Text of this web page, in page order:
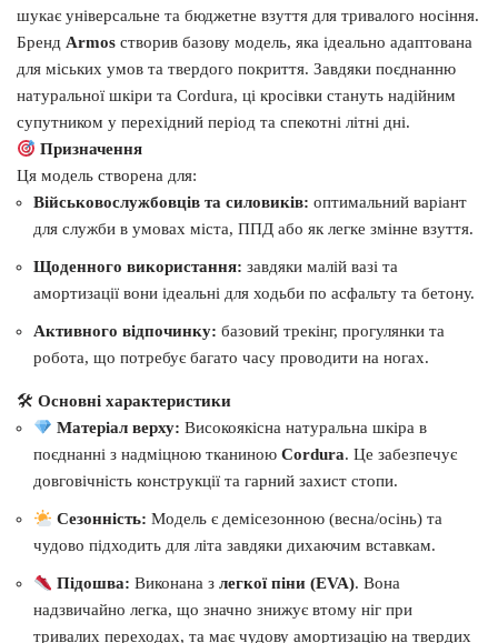
шукає універсальне та бюджетне взуття для тривалого носіння.
Бренд Armos створив базову модель, яка ідеально адаптована
для міських умов та твердого покриття. Завдяки поєднанню
натуральної шкіри та Cordura, ці кросівки стануть надійним
супутником у перехідний період та спекотні літні дні.
Призначення
Ця модель створена для:
Військовослужбовців та силовиків: оптимальний варіант
для служби в умовах міста, ППД або як легке змінне взуття.
Щоденного використання: завдяки малій вазі та
амортизації вони ідеальні для ходьби по асфальту та бетону.
Активного відпочинку: базовий трекінг, прогулянки та
робота, що потребує багато часу проводити на ногах.
🛠 Основні характеристики
Матеріал верху: Високоякісна натуральна шкіра в
поєднанні з надміцною тканиною Cordura. Це забезпечує
довговічність конструкції та гарний захист стопи.
Сезонність: Модель є демісезонною (весна/осінь) та
чудово підходить для літа завдяки дихаючим вставкам.
Підошва: Виконана злегкої піни (EVA). Вона
надзвичайно легка, що значно знижує втому ніг при
тривалих переходах, та має чудову амортизацію на твердих